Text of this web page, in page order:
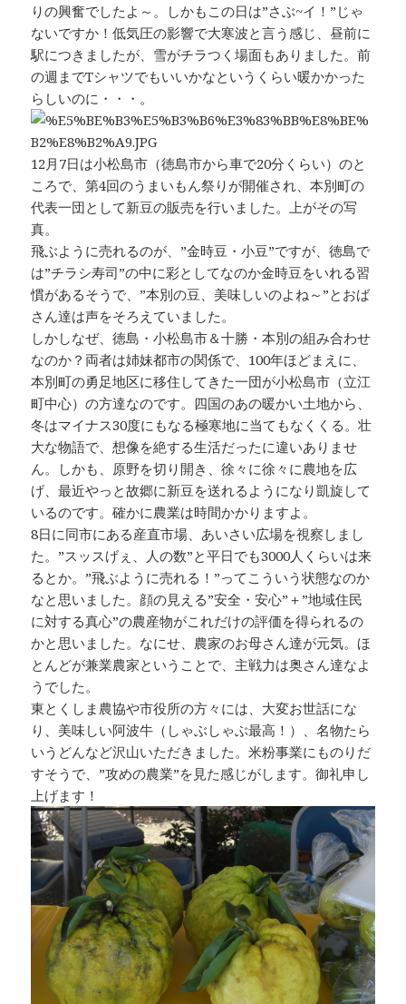
りの興奮でしたよ～。しかもこの日は”さぶ~イ！”じゃ
ないですか！低気圧の影響で大寒波と言う感じ、昼前に
駅につきましたが、雪がチラつく場面もありました。前
の週までTシャツでもいいかなというくらい暖かかった
らしいのに・・・。
12月7日は小松島市（徳島市から車で20分くらい）のと
ころで、第4回のうまいもん祭りが開催され、本別町の
代表一団として新豆の販売を行いました。上がその写
真。
飛ぶように売れるのが、”金時豆・小豆”ですが、徳島で
は”チラシ寿司”の中に彩としてなのか金時豆をいれる習
慣があるそうで、”本別の豆、美味しいのよね～”とおば
さん達は声をそろえていました。
しかしなぜ、徳島・小松島市＆十勝・本別の組み合わせ
なのか？両者は姉妹都市の関係で、100年ほどまえに、
本別町の勇足地区に移住してきた一団が小松島市（立江
町中心）の方達なのです。四国のあの暖かい土地から、
冬はマイナス30度にもなる極寒地に当てもなくくる。壮
大な物語で、想像を絶する生活だったに違いありませ
ん。しかも、原野を切り開き、徐々に徐々に農地を広
げ、最近やっと故郷に新豆を送れるようになり凱旋して
いるのです。確かに農業は時間かかりますよ。
8日に同市にある産直市場、あいさい広場を視察しまし
た。”スッスげぇ、人の数”と平日でも3000人くらいは来
るとか。”飛ぶように売れる！”ってこういう状態なのか
なと思いました。顔の見える”安全・安心”＋”地域住民
に対する真心”の農産物がこれだけの評価を得られるの
かと思いました。なにせ、農家のお母さん達が元気。ほ
とんどが兼業農家ということで、主戦力は奥さん達なよ
うでした。
東とくしま農協や市役所の方々には、大変お世話にな
り、美味しい阿波牛（しゃぶしゃぶ最高！）、名物たら
いうどんなど沢山いただきました。米粉事業にものりだ
すそうで、”攻めの農業”を見た感じがします。御礼申し
上げます！